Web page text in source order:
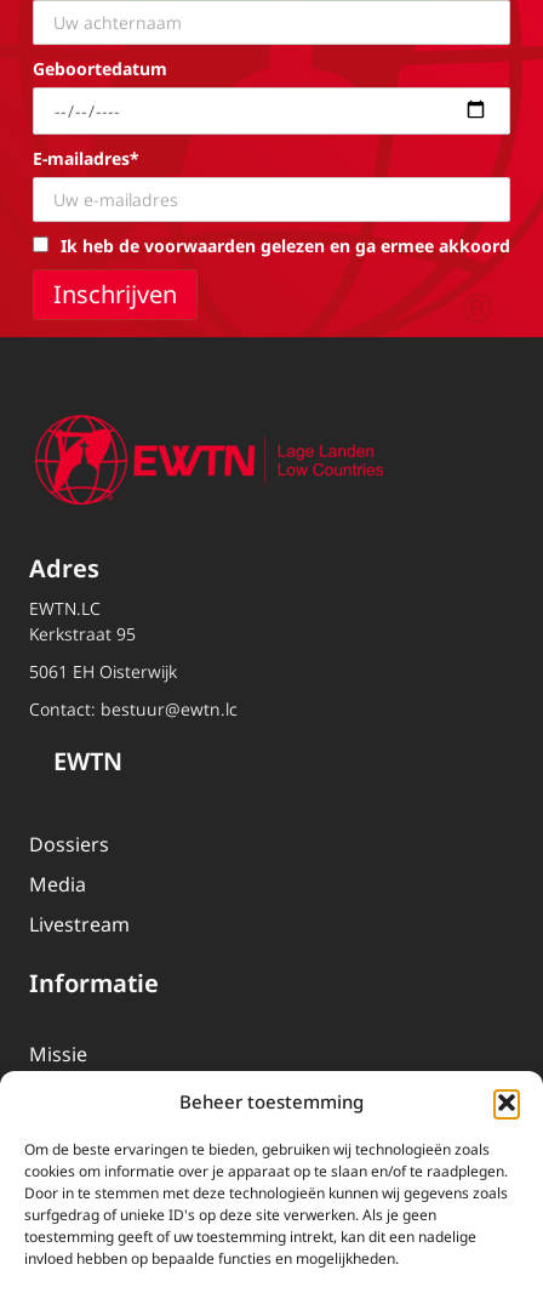
Beheer toestemming
Om de beste ervaringen te bieden, gebruiken wij technologieën zoals
cookies om informatie over je apparaat op te slaan en/of te raadplegen.
Door in te stemmen met deze technologieën kunnen wij gegevens zoals
surfgedrag of unieke ID's op deze site verwerken. Als je geen
toestemming geeft of uw toestemming intrekt, kan dit een nadelige
invloed hebben op bepaalde functies en mogelijkheden.
Geboortedatum
E-mailadres*
Ik heb de voorwaarden gelezen en ga ermee akkoord
Adres
EWTN.LC
Kerkstraat 95
5061 EH Oisterwijk
Contact: bestuur@ewtn.lc
EWTN
Dossiers
Media
Livestream
Informatie
Missie
EWTN-Team
Organisatiegegevens
Doneren